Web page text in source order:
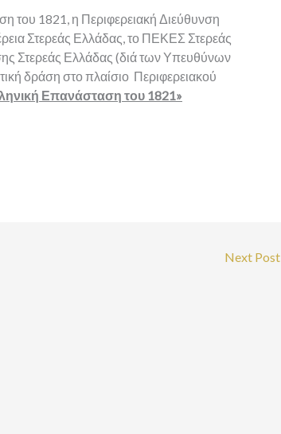
1821, η Περιφερειακή Διεύθυνση
Στερεάς Ελλάδας, το ΠΕΚΕΣ Στερεάς
Στερεάς Ελλάδας (διά των Υπευθύνων
δράση στο πλαίσιο Περιφερειακού
Επανάσταση του 1821»
Next Post